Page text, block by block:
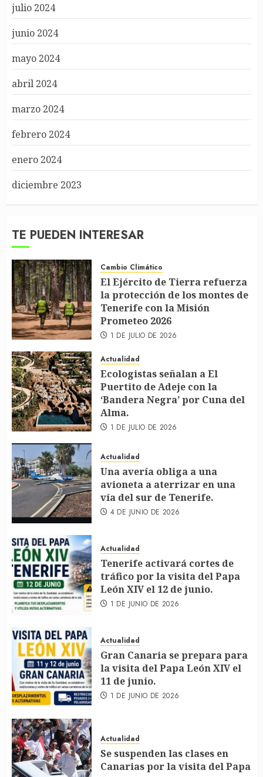
julio 2024
junio 2024
mayo 2024
abril 2024
marzo 2024
febrero 2024
enero 2024
diciembre 2023
TE PUEDEN INTERESAR
Cambio Climático
El Ejército de Tierra refuerza
la protección de los montes de
Tenerife con la Misión
Prometeo 2026
1 DE JULIO DE 2026
Actualidad
Ecologistas señalan a El
Puertito de Adeje con la
‘Bandera Negra’ por Cuna del
Alma.
1 DE JULIO DE 2026
Actualidad
Una avería obliga a una
avioneta a aterrizar en una
vía del sur de Tenerife.
4 DE JUNIO DE 2026
Actualidad
Tenerife activará cortes de
tráfico por la visita del Papa
León XIV el 12 de junio.
1 DE JUNIO DE 2026
Actualidad
Gran Canaria se prepara para
la visita del Papa León XIV el
11 de junio.
1 DE JUNIO DE 2026
Actualidad
Se suspenden las clases en
Canarias por la visita del Papa